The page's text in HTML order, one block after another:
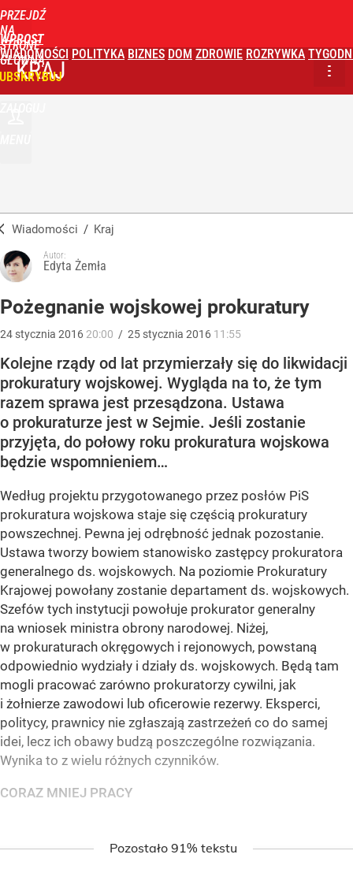
PRZEJDŹ
NA
STRONĘ
GŁÓWNĄ
WPROST
WIADOMOŚCI POLITYKA BIZNES DOM ZDROWIE ROZRYWKA
KRAJ
Wiadomości / Kraj
Autor:
Edyta Żemła
Pożegnanie wojskowej prokuratury
24 stycznia 2016 20:00 / 25 stycznia 2016 11:55
Kolejne rządy od lat przymierzały się do likwidacji
prokuratury wojskowej. Wygląda na to, że tym
razem sprawa jest przesądzona. Ustawa
o prokuraturze jest w Sejmie. Jeśli zostanie
przyjęta, do połowy roku prokuratura wojskowa
będzie wspomnieniem…
Według projektu przygotowanego przez posłów PiS
prokuratura wojskowa staje się częścią prokuratury
powszechnej. Pewna jej odrębność jednak pozostanie.
Ustawa tworzy bowiem stanowisko zastępcy prokuratora
generalnego ds. wojskowych. Na poziomie Prokuratury
Krajowej powołany zostanie departament ds. wojskowych.
Szefów tych instytucji powołuje prokurator generalny
na wniosek ministra obrony narodowej. Niżej,
w prokuraturach okręgowych i rejonowych, powstaną
odpowiednio wydziały i działy ds. wojskowych. Będą tam
mogli pracować zarówno prokuratorzy cywilni, jak
i żołnierze zawodowi lub oficerowie rezerwy. Eksperci,
politycy, prawnicy nie zgłaszają zastrzeżeń co do samej
idei, lecz ich obawy budzą poszczególne rozwiązania.
Wynika to z wielu różnych czynników.
CORAZ MNIEJ PRACY
Pozostało 91% tekstu